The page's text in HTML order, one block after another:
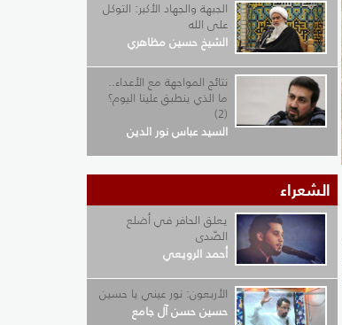
الجبهة والجهاد الأكبر: التوكل
على الله
الشيخ حسين مظاهري
نتائج المواجهة مع الأعداء..
ما الذي ينطبق علينا اليوم؟
(2)
السيد عباس نور الدين
الشعراء
يعلق الحافر في أضلع
الصّدى
أحمد الرويعي
الأربعون: نور عيني يا حسين
حسين حسن آل جامع